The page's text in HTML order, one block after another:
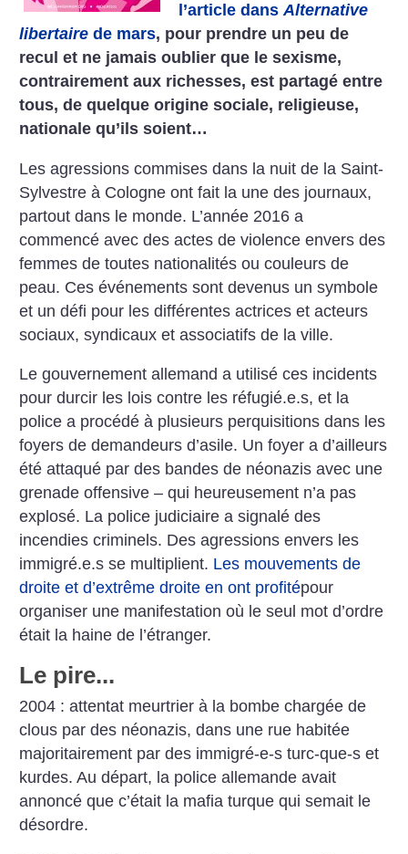
l’article dansAlternative
libertaire de mars, pour prendre un peu de
recul et ne jamais oublier que le sexisme,
contrairement aux richesses, est partagé entre
tous, de quelque origine sociale, religieuse,
nationale qu’ils soient…
Les agressions commises dans la nuit de la Saint-
Sylvestre à Cologne ont fait la une des journaux,
partout dans le monde. L’année 2016 a
commencé avec des actes de violence envers des
femmes de toutes nationalités ou couleurs de
peau. Ces événements sont devenus un symbole
et un défi pour les différentes actrices et acteurs
sociaux, syndicaux et associatifs de la ville.
Le gouvernement allemand a utilisé ces incidents
pour durcir les lois contre les réfugié.e.s, et la
police a procédé à plusieurs perquisitions dans les
foyers de demandeurs d’asile. Un foyer a d’ailleurs
été attaqué par des bandes de néonazis avec une
grenade offensive – qui heureusement n’a pas
explosé. La police judiciaire a signalé des
incendies criminels. Des agressions envers les
immigré.e.s se multiplient. Les mouvements de
droite et d’extrême droite en ont profitépour
organiser une manifestation où le seul mot d’ordre
était la haine de l’étranger.
Le pire...
2004 : attentat meurtrier à la bombe chargée de
clous par des néonazis, dans une rue habitée
majoritairement par des immigré-e-s turc-que-s et
kurdes. Au départ, la police allemande avait
annoncé que c’était la mafia turque qui semait le
désordre.